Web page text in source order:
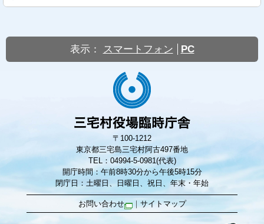
表示： スマートフォン PC
〒100-1212
東京都三宅島三宅村阿古497番地
TEL：04994-5-0981(代表)
開庁時間：午前8時30分から午後5時15分
閉庁日：土曜日、日曜日、祝日、年末・年始
お問い合わせ ｜ サイトマップ